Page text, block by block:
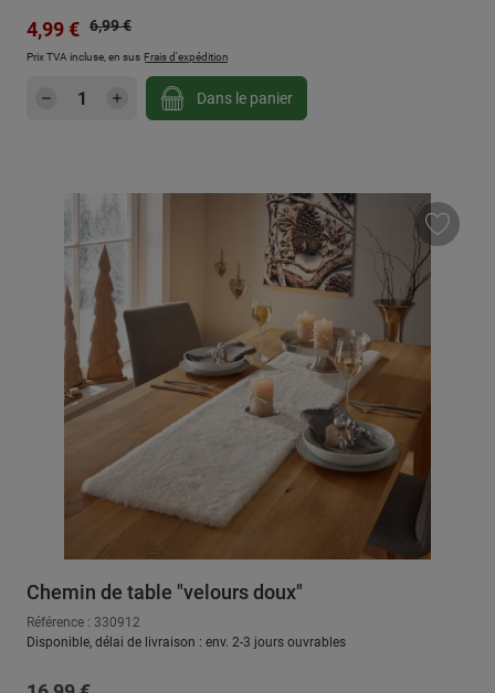
Prix de vente :
4,99 € Prix régulier :
6,99 €
Prix TVA incluse, en sus Frais d'expédition
Quantité de produit : Entrez la quantité
Dans le panier
Chemin de table "velours doux"
Référence : 330912
Disponible, délai de livraison : env. 2-3 jours ouvrables